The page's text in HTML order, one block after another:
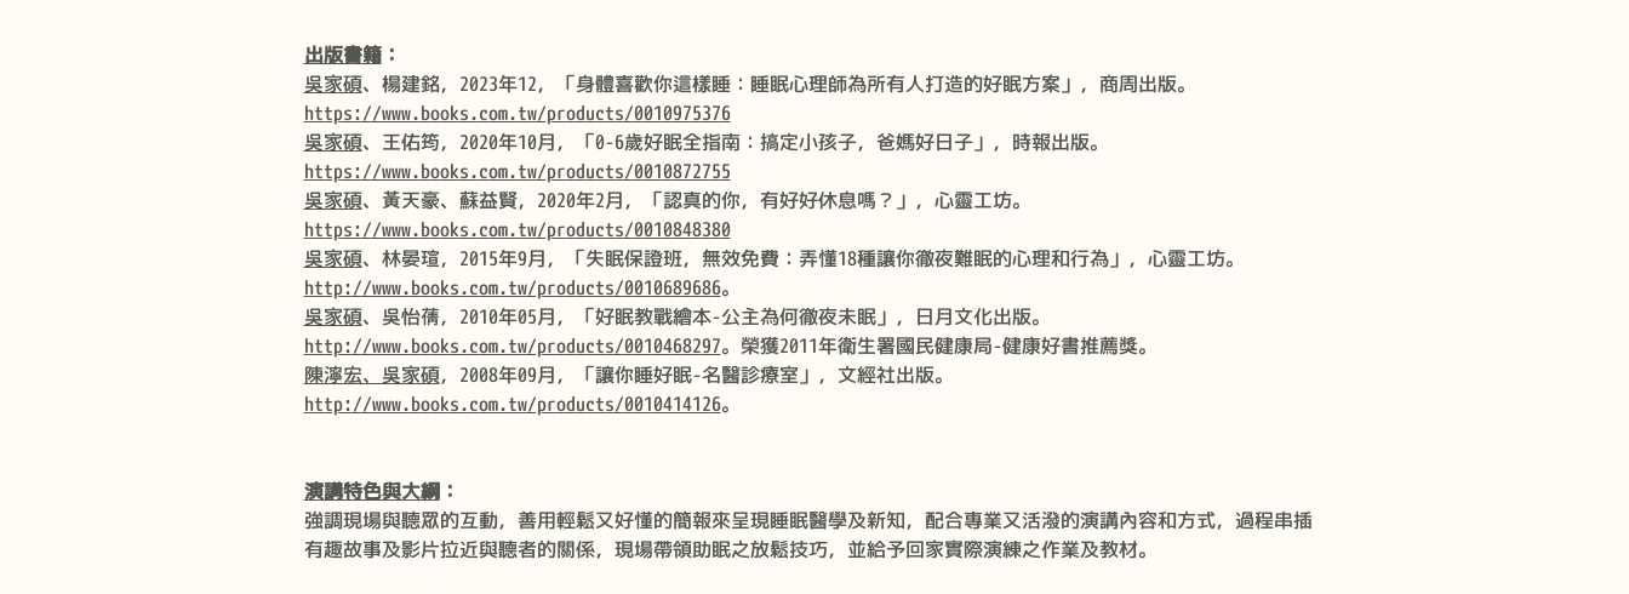
出版書籍：
吳家碩、楊建銘，2023年12，「身體喜歡你這樣睡：睡眠心理師為所有人打造的好眠方案」，商周出版。
https://www.books.com.tw/products/0010975376
吳家碩、王佑筠，2020年10月，「0-6歲好眠全指南：搞定小孩子，爸媽好日子」，時報出版。
https://www.books.com.tw/products/0010872755
吳家碩、黃天豪、蘇益賢，2020年2月，「認真的你，有好好休息嗎？」，心靈工坊。
https://www.books.com.tw/products/0010848380
吳家碩、林晏瑄，2015年9月，「失眠保證班，無效免費：弄懂18種讓你徹夜難眠的心理和行為」，心靈工坊。
http://www.books.com.tw/products/0010689686。
吳家碩、吳怡蒨，2010年05月，「好眠教戰繪本-公主為何徹夜未眠」，日月文化出版。
http://www.books.com.tw/products/0010468297。榮獲2011年衛生署國民健康局-健康好書推薦獎。
陳濘宏、吳家碩，2008年09月，「讓你睡好眠-名醫診療室」，文經社出版。
http://www.books.com.tw/products/0010414126。
演講特色與大綱：
強調現場與聽眾的互動，善用輕鬆又好懂的簡報來呈現睡眠醫學及新知，配合專業又活潑的演講內容和方式，過程串插
有趣故事及影片拉近與聽者的關係，現場帶領助眠之放鬆技巧，並給予回家實際演練之作業及教材。